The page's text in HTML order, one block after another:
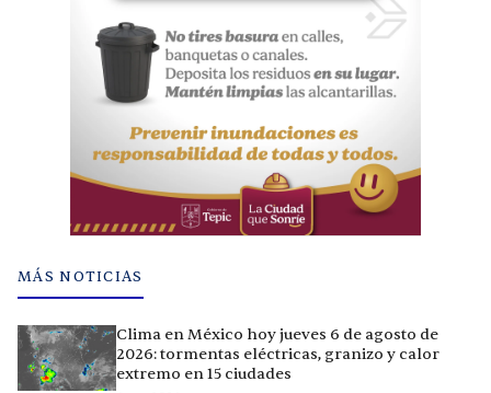
MÁS NOTICIAS
Clima en México hoy jueves 6 de agosto de
2026: tormentas eléctricas, granizo y calor
extremo en 15 ciudades